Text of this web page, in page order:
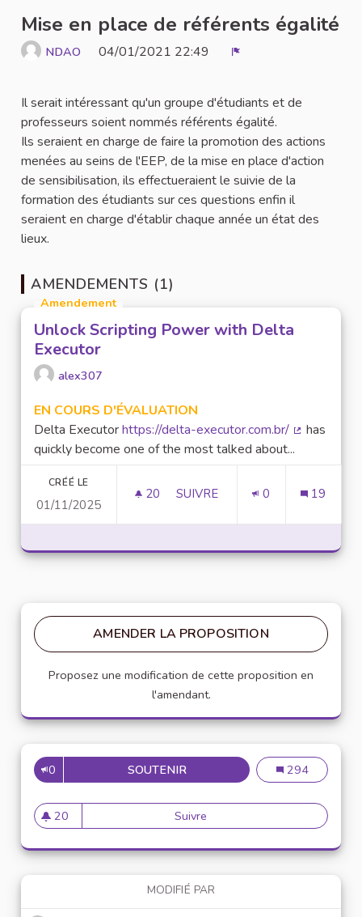
Mise en place de référents égalité
NDAO 04/01/2021 22:49
Il serait intéressant qu'un groupe d'étudiants et de
professeurs soient nommés référents égalité.
Ils seraient en charge de faire la promotion des actions
menées au seins de l'EEP, de la mise en place d'action
de sensibilisation, ils effectueraient le suivie de la
formation des étudiants sur ces questions enfin il
seraient en charge d'établir chaque année un état des
lieux.
AMENDEMENTS (1)
Amendement
Unlock Scripting Power with Delta
Executor
alex307
EN COURS D'ÉVALUATION
Delta Executorhttps://delta-executor.com.br/
has
quickly become one of the most talked about...
CRÉÉ LE
01/11/2025
20 20 ABONNÉS
SUIVRE 0 19
AMENDER LA PROPOSITION
Proposez une modification de cette proposition en
l'amendant.
0 SOUTENIRMISE EN PLACE DEMise en place
294
20
20 abonnés
Suivre Mise en place de référents
MODIFIÉ PAR